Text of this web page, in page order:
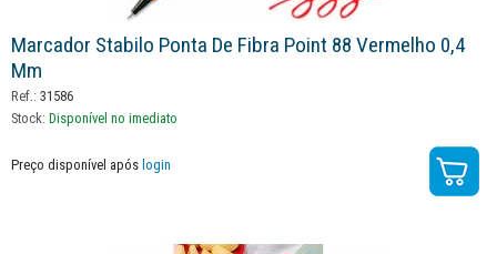
Marcador Stabilo Ponta De Fibra Point 88 Vermelho 0,4
Mm
Ref.: 31586
Stock: Disponível no imediato
Preço disponível após login